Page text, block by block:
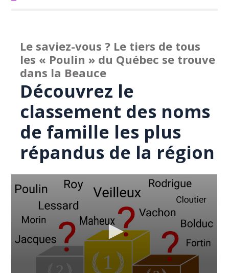
Le saviez-vous ? Le tiers de tous
les « Poulin » du Québec se trouve
dans la Beauce
Découvrez le
classement des noms
de famille les plus
répandus de la région